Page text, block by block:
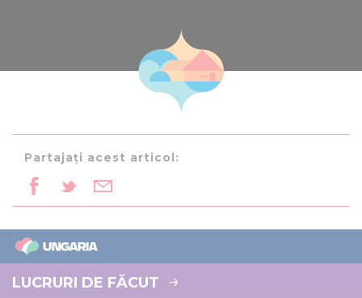
Partajați acest articol:
LUCRURI DE FĂCUT